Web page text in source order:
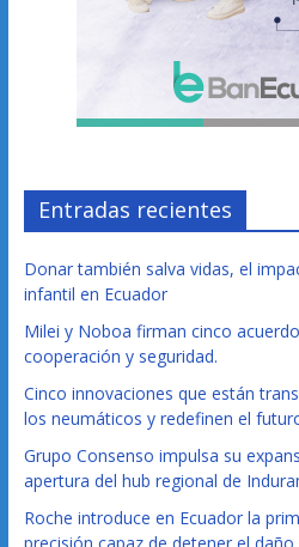
Entradas recientes
Donar también salva vidas, el
infantil en Ecuador
Milei y Noboa firman cinco
cooperación y seguridad.
Cinco innovaciones que están
los neumáticos y redefinen el
Grupo Consenso impulsa su
apertura del hub regional de
Roche introduce en Ecuador la
precisión capaz de detener el